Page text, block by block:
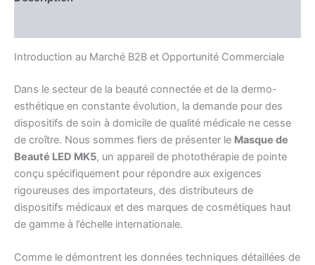
Introduction au Marché B2B et Opportunité Commerciale
Dans le secteur de la beauté connectée et de la dermo-
esthétique en constante évolution, la demande pour des
dispositifs de soin à domicile de qualité médicale ne cesse
de croître. Nous sommes fiers de présenter le Masque de
Beauté LED MK5, un appareil de photothérapie de pointe
conçu spécifiquement pour répondre aux exigences
rigoureuses des importateurs, des distributeurs de
dispositifs médicaux et des marques de cosmétiques haut
de gamme à l’échelle internationale.
Comme le démontrent les données techniques détaillées de